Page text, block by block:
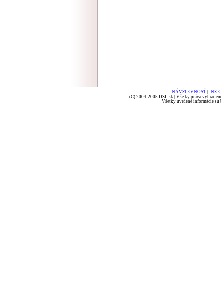
NÁVŠTEVNOSŤ
(C) 2004, 2005 DSL.sk | Všetky práva
Všetky uvedené informácie sú